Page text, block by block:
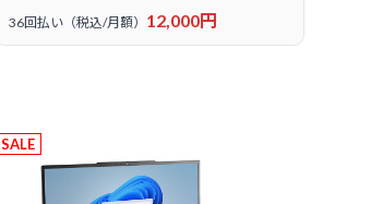
36回払い（税込/月額） 12,000円
SALE